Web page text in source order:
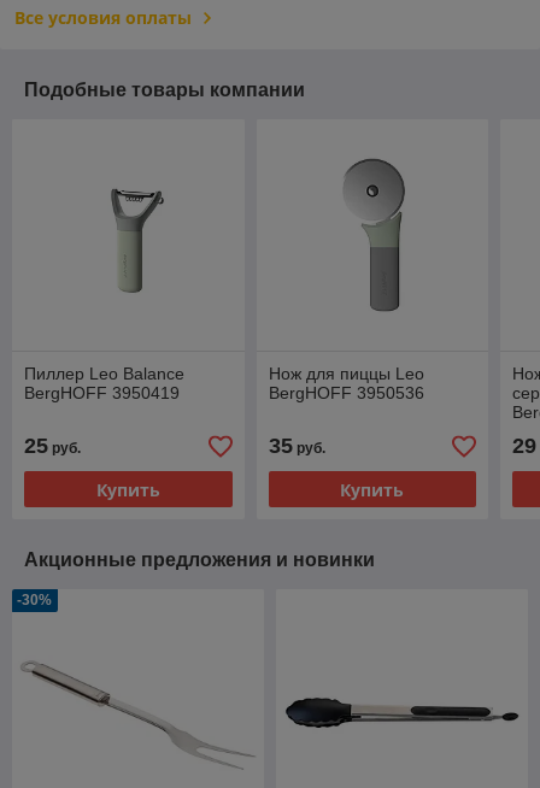
Все условия оплаты
Подобные товары компании
Пиллер Leo Balance
BergHOFF 3950419
25 руб.
Купить
Нож для пиццы Leo
BergHOFF 3950536
35руб.
Купить
29
Акционные предложения и новинки
-30%